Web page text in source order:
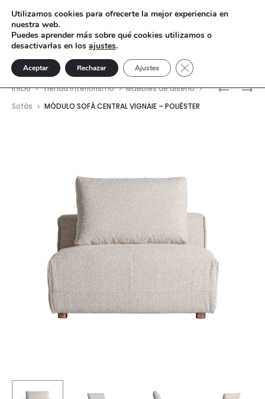
MESITA
SOFÁ
Inicio Tienda interiorismo
Muebles de diseño
Sofás
MÓDULO SOFÁ CENTRAL VIGNAIE – POLIÉSTER
Utilizamos cookies para ofrecerte la mejor experiencia en
nuestra web.
Puedes aprender más sobre qué cookies utilizamos o
desactivarlas en los ajustes.
Aceptar Rechazar Ajustes Cerrar el banner de